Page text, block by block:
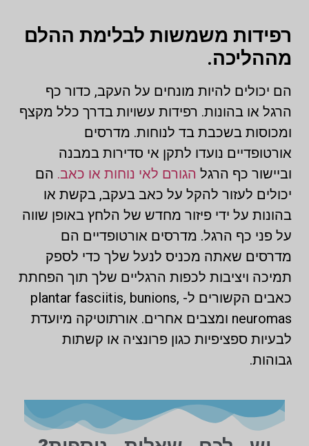
רפידות משמשות לבלימת ההלם
מההליכה.
הם יכולים להיות מונחים על העקב, כדור כף
הרגל או בהונות. רפידות עשויות בדרך כלל מקצף
ומכוסות בשכבת בד לנוחות. מדרסים
אורטופדיים נועדו לתקן אי סדירות במבנה
וביישור כף הרגל הגורם לאי נוחות או כאב. הם
יכולים לעזור להקל על כאב בעקב, בקשת או
בהונות על ידי פיזור מחדש של הלחץ באופן שווה
על פני כף הרגל. מדרסים אורטופדיים הם
מדרסים שאתה מכניס לנעל שלך כדי לספק
תמיכה ויציבות לכפות הרגליים שלך תוך הפחתת
כאבים הקשורים ל- plantar fasciitis, bunions,
neuromas ומצבים אחרים. אורתוטיקה מיועדת
לבעיות ספציפיות כגון פרונציה או קשתות
גבוהות.